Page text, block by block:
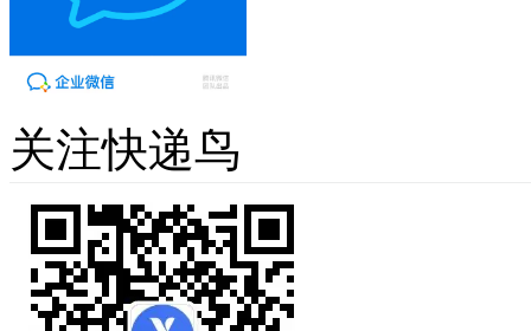
关注快递鸟